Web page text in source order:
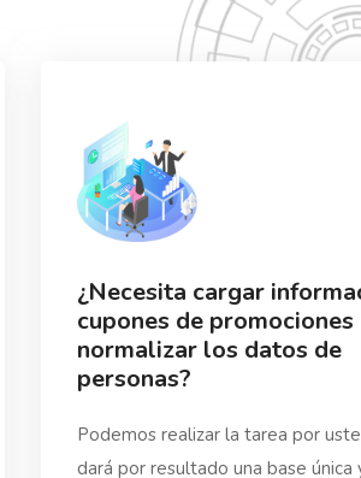
¿Necesita cargar
cupones de promociones
normalizar los datos de
personas?
Podemos realizar la tarea por
dará por resultado una base única